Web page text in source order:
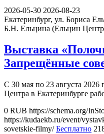
2026-05-30 2026-08-23
Екатеринбург, ул. Бориса
Б.Н. Ельцина (Ельцин
Выставка
Запрещённые
С 30 мая по 23 августа 2026
Центра в Екатеринбурге
0 RUB https://schema.org/
https://kudaekb.ru/event/
sovetskie-filmy/ Бесплатно